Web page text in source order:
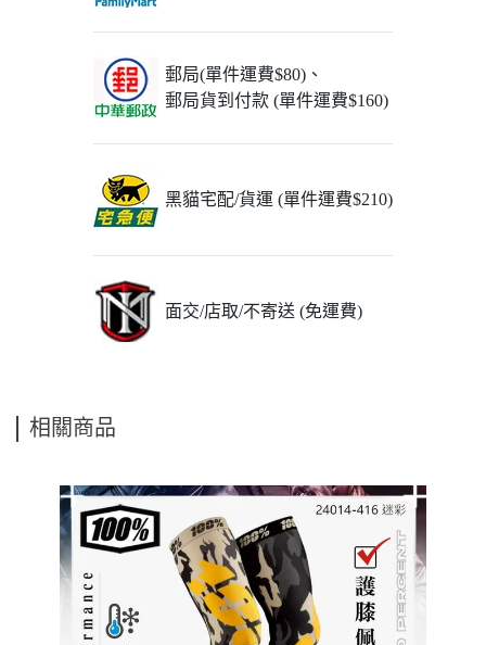
郵局(單件運費$80)、
郵局貨到付款 (單件運費$160)
黑貓宅配/貨運 (單件運費$210)
面交/店取/不寄送 (免運費)
相關商品